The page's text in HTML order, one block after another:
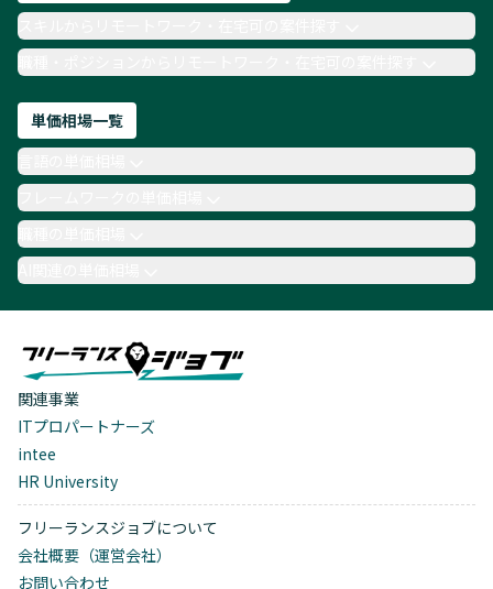
職種・ポジションからリモートワーク・在宅可の案件探す
単価相場一覧
職種の単価相場
AI関連の単価相場
関連事業
ITプロパートナーズ
intee
HR University
フリーランスジョブについて
会社概要（運営会社）
お問い合わせ